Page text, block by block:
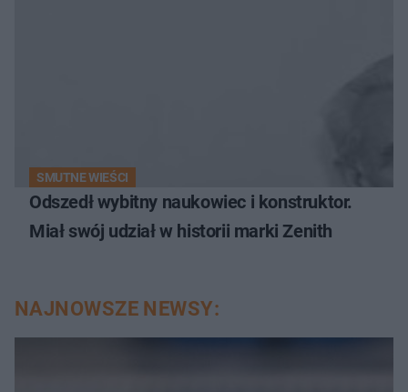
SMUTNE WIEŚCI
Odszedł wybitny naukowiec i konstruktor.
Miał swój udział w historii marki Zenith
NAJNOWSZE NEWSY: